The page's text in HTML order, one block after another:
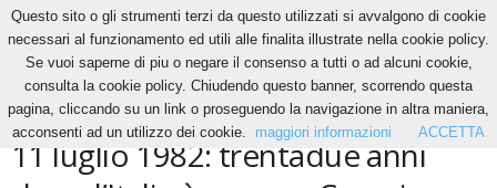
News
11 luglio 1982: trentadue anni dopo l’Italia è sempre Campione del
Mondo
NEWS
11 luglio 1982: trentadue anni
Questo sito o gli strumenti terzi da questo utilizzati si avvalgono di cookie
necessari al funzionamento ed utili alle finalita illustrate nella cookie policy.
Se vuoi saperne di piu o negare il consenso a tutti o ad alcuni cookie,
consulta la cookie policy. Chiudendo questo banner, scorrendo questa
pagina, cliccando su un link o proseguendo la navigazione in altra maniera,
acconsenti ad un utilizzo dei cookie.
maggiori informazioni ACCETTA